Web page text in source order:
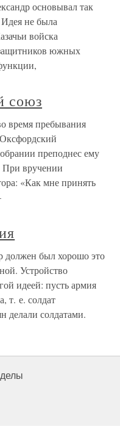
основывал так
не была
войска
южных
союз
время пребывания
преподнес ему
При вручении
«Как мне принять
должен был хорошо это
Устройство
идеей: пусть армия
т. е. солдат
делали солдатами.